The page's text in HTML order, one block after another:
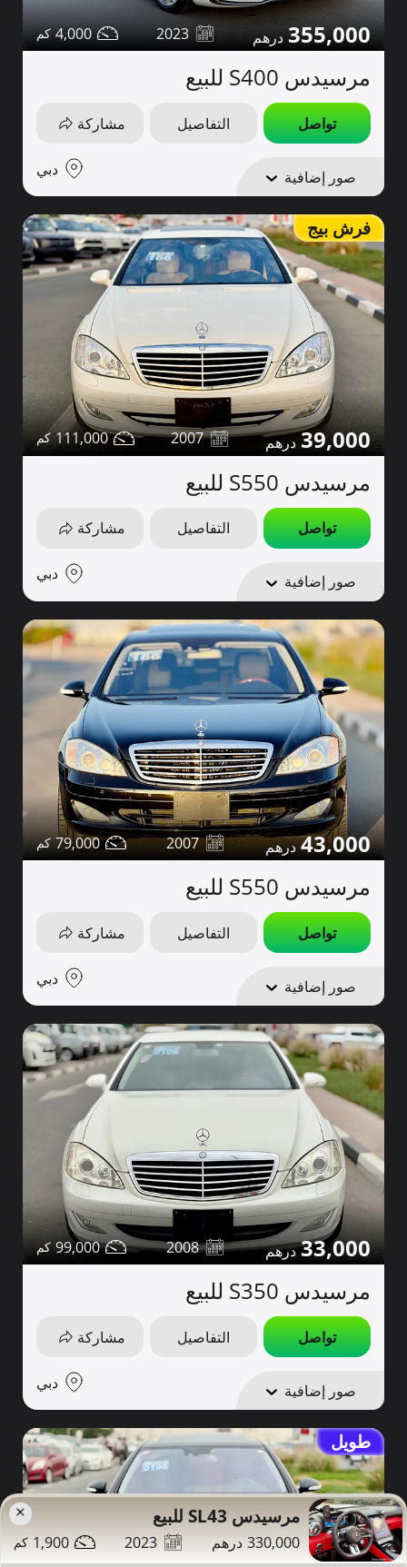
355,000
2023
4,000
مرسيدس S400 للبيع
تواصل التفاصيل مشاركة
صور إضافية دبي
فرش بيج
39,000
2007
111,000
مرسيدس S550 للبيع
تواصل التفاصيل مشاركة
صور إضافية دبي
43,000
2007
79,000
مرسيدس S550 للبيع
تواصل التفاصيل مشاركة
صور إضافية دبي
33,000
2008
99,000
مرسيدس S350 للبيع
تواصل التفاصيل مشاركة
صور إضافية دبي
طويل
× مرسيدس SL43 للبيع
330,000
2023
1,900